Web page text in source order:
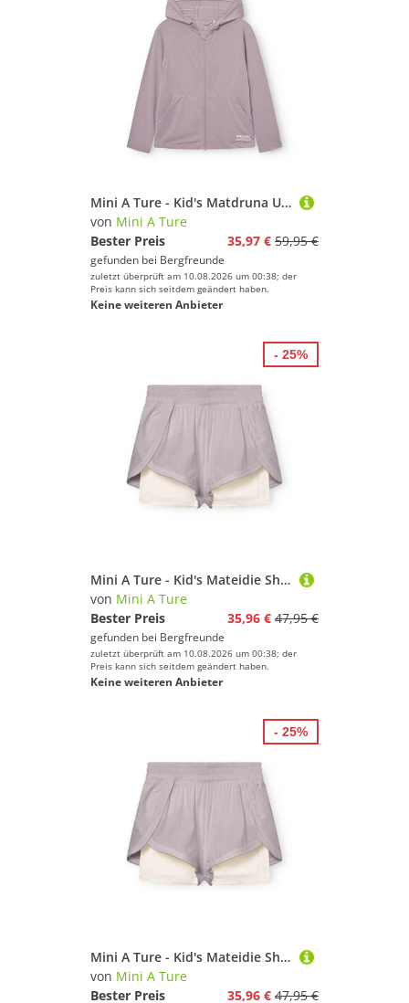
Mini A Ture - Kid's Matdruna UV Skin Hoodie - Sweat- & Trainingsjacke Gr 116 - 6 Years lila
von Mini A Ture
Bester Preis
35,97 € 59,95 €
gefunden bei Bergfreunde
zuletzt überprüft am 10.08.2026 um 00:38; der
Preis kann sich seitdem geändert haben.
Keine weiteren Anbieter
Mini A Ture - Kid's Mateidie Shorts - Trainingshose Gr 158 - 13 Years lila
von Mini A Ture
Bester Preis
35,96 € 47,95 €
gefunden bei Bergfreunde
zuletzt überprüft am 10.08.2026 um 00:38; der
Preis kann sich seitdem geändert haben.
Keine weiteren Anbieter
- 25%
Mini A Ture - Kid's Mateidie Shorts - Trainingshose Gr 152 - 12 Years lila
von Mini A Ture
Bester Preis
35,96 € 47,95 €
- 25%